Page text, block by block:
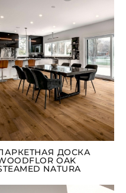
ДОСКА
OAK
NATURA